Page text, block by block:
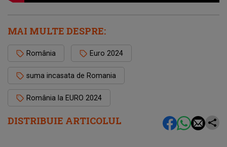
DISTRIBUIE ARTICOLUL
MAI MULTE DESPRE:
România Euro 2024
suma incasata de Romania
România la EURO 2024